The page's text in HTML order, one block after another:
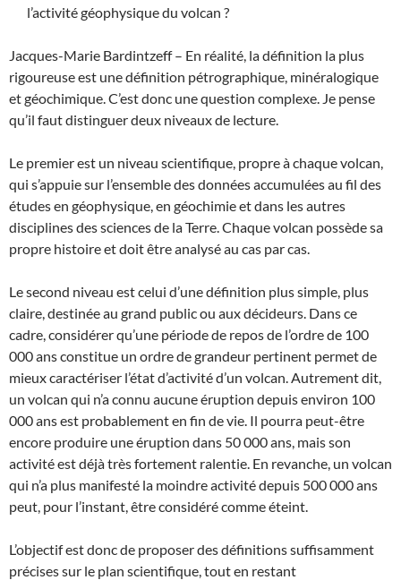
l’activité géophysique du volcan ?
Jacques-Marie Bardintzeff – En réalité, la définition la plus
rigoureuse est une définition pétrographique, minéralogique
et géochimique. C’est donc une question complexe. Je pense
qu’il faut distinguer deux niveaux de lecture.
Le premier est un niveau scientifique, propre à chaque volcan,
qui s’appuie sur l’ensemble des données accumulées au fil des
études en géophysique, en géochimie et dans les autres
disciplines des sciences de la Terre. Chaque volcan possède sa
propre histoire et doit être analysé au cas par cas.
Le second niveau est celui d’une définition plus simple, plus
claire, destinée au grand public ou aux décideurs. Dans ce
cadre, considérer qu’une période de repos de l’ordre de 100
000 ans constitue un ordre de grandeur pertinent permet de
mieux caractériser l’état d’activité d’un volcan. Autrement dit,
un volcan qui n’a connu aucune éruption depuis environ 100
000 ans est probablement en fin de vie. Il pourra peut-être
encore produire une éruption dans 50 000 ans, mais son
activité est déjà très fortement ralentie. En revanche, un volcan
qui n’a plus manifesté la moindre activité depuis 500 000 ans
peut, pour l’instant, être considéré comme éteint.
L’objectif est donc de proposer des définitions suffisamment
précises sur le plan scientifique, tout en restant